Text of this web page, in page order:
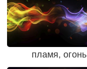
пламя, огонь